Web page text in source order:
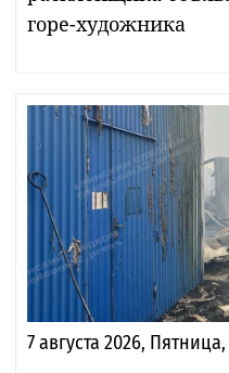
горе-художника
7 августа 2026, Пятница,